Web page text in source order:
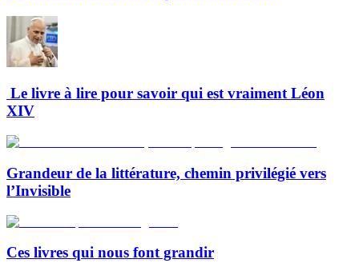
Le livre à lire pour savoir qui est vraiment Léon
XIV
Grandeur de la littérature, chemin privilégié vers
l’Invisible
Ces livres qui nous font grandir